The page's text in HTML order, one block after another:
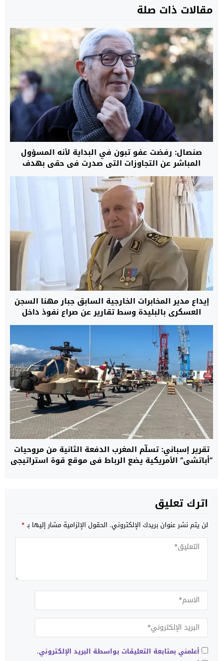
مقالات ذات صلة
صنصال: رفضت عفو تبون في البداية لأنه المسؤول
المباشر عن التجاوزات التي صدرت في حقي بهدف
إسكات صوتي
إيداع مدير المخابرات الخارجية السابق جبار مهنا السجن
العسكري بالبليدة وسط تقارير عن صراع نفوذ داخل
النظام الجزائري
تقرير إسباني: تسلُّم المغرب الدفعة الثانية من مروحيات
“أباتشي” الأمريكية يضع الرباط في موقع قوة استراتيجي
اترك تعليق
لن يتم نشر عنوان بريدك الإلكتروني. الحقول الإلزامية مشار إليها بـ*
أعلمني بمتابعة التعليقات بواسطة البريد الإلكتروني.